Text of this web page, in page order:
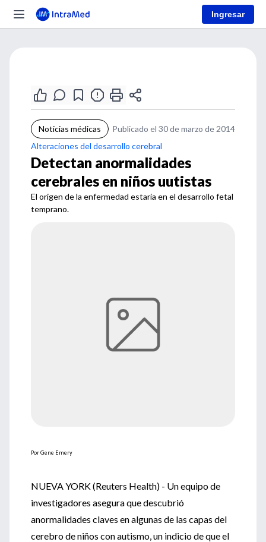
Ingresar
Noticias médicas
Publicado el 30 de marzo de 2014
Alteraciones del desarrollo cerebral
Detectan anormalidades
cerebrales en niños uutistas
El origen de la enfermedad estaría en el desarrollo fetal
temprano.
Por Gene Emery
NUEVA YORK (Reuters Health) - Un equipo de
investigadores asegura que descubrió
anormalidades claves en algunas de las capas del
cerebro de niños con autismo, un indicio de que el